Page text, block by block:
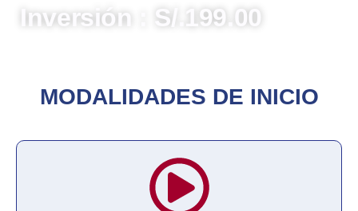
Inversión : S/.199.00
MODALIDADES DE INICIO